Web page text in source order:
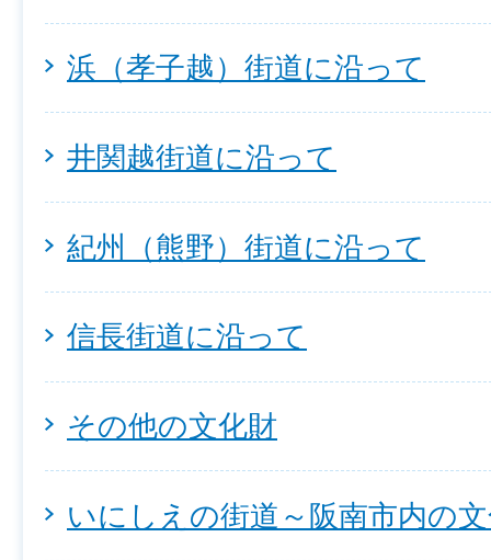
浜（孝子越）街道に沿って
井関越街道に沿って
紀州（熊野）街道に沿って
信長街道に沿って
その他の文化財
いにしえの街道～阪南市内の